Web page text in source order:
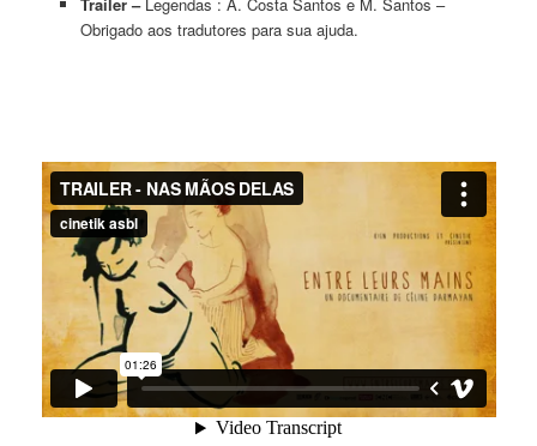
Obrigado aos tradutores para sua ajuda.